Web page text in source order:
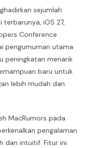
sejumlah
iOS 27,
Conference
pengumuman utama
peningkatan menarik
baru untuk
lebih mudah dan
MacRumors pada
pengalaman
dan intuitif. Fitur ini